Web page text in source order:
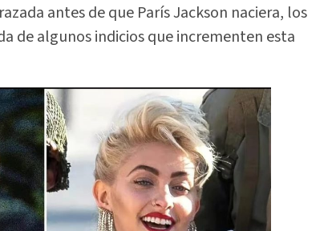
antes de que París Jackson naciera, los
de algunos indicios que incrementen esta